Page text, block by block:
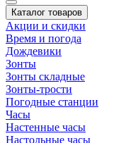
Каталог товаров
Акции и скидки
Время и погода
Дождевики
Зонты
Зонты складные
Зонты-трости
Погодные станции
Часы
Настенные часы
Настольные часы